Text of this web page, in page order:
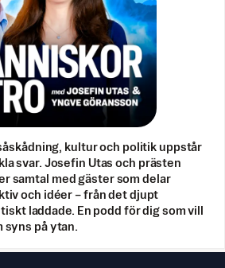
kultur och politik uppstår
svar. Josefin Utas och prästen
samtal med gäster som delar
och idéer – från det djupt
laddade. En podd för dig som vill
syns på ytan.